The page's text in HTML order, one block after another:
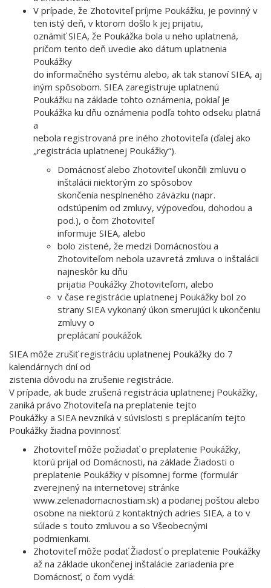
V prípade, že Zhotoviteľ príjme Poukážku, je povinný v
ten istý deň, v ktorom došlo k jej prijatiu,
oznámiť SIEA, že Poukážka bola u neho uplatnená,
pričom tento deň uvedie ako dátum uplatnenia
Poukážky
do informačného systému alebo, ak tak stanoví SIEA, aj
iným spôsobom. SIEA zaregistruje uplatnenú
Poukážku na základe tohto oznámenia, pokiaľ je
Poukážka ku dňu oznámenia podľa tohto odseku platná
a
nebola registrovaná pre iného zhotoviteľa (ďalej ako
„registrácia uplatnenej Poukážky“).
Domácnosť alebo Zhotoviteľ ukončili zmluvu o
inštalácii niektorým zo spôsobov
skončenia nesplneného záväzku (napr.
odstúpením od zmluvy, výpoveďou, dohodou a
pod.), o čom Zhotoviteľ
informuje SIEA, alebo
bolo zistené, že medzi Domácnosťou a
Zhotoviteľom nebola uzavretá zmluva o inštalácii
najneskôr ku dňu
prijatia Poukážky Zhotoviteľom, alebo
v čase registrácie uplatnenej Poukážky bol zo
strany SIEA vykonaný úkon smerujúci k ukončeniu
zmluvy o
preplácaní poukážok.
SIEA môže zrušiť registráciu uplatnenej Poukážky do 7
kalendárnych dní od
zistenia dôvodu na zrušenie registrácie.
V prípade, ak bude zrušená registrácia uplatnenej Poukážky,
zaniká právo Zhotoviteľa na preplatenie tejto
Poukážky a SIEA nevzniká v súvislosti s preplácaním tejto
Poukážky žiadna povinnosť.
Zhotoviteľ môže požiadať o preplatenie Poukážky,
ktorú prijal od Domácnosti, na základe Žiadosti o
preplatenie Poukážky v písomnej forme (formulár
zverejnený na internetovej stránke
www.zelenadomacnostiam.sk) a podanej poštou alebo
osobne na niektorú z kontaktných adries SIEA, a to v
súlade s touto zmluvou a so Všeobecnými
podmienkami.
Zhotoviteľ môže podať Žiadosť o preplatenie Poukážky
až na základe ukončenej inštalácie zariadenia pre
Domácnosť, o čom vydá: